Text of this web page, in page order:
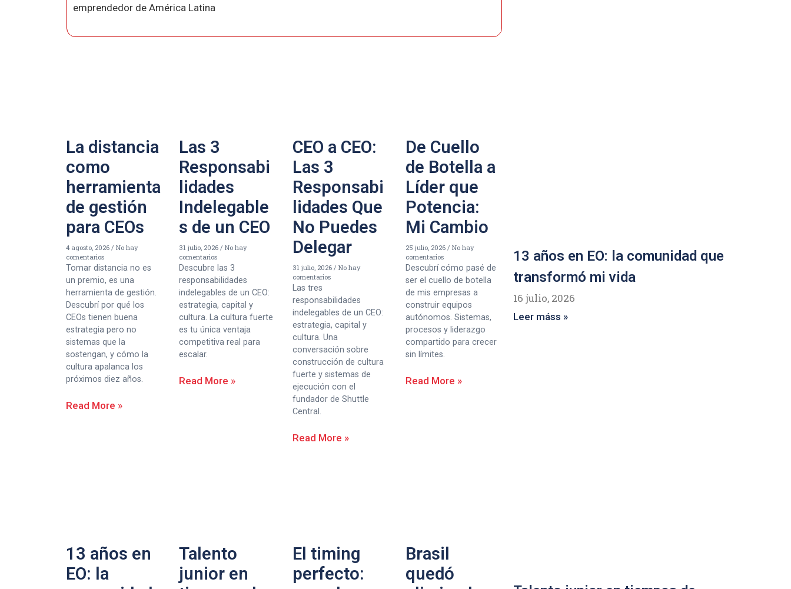
emprendedor de América Latina
La distancia
como
herramienta
de gestión
para CEOs
4 agosto, 2026
No hay
comentarios
Tomar distancia no es
un premio, es una
herramienta de gestión.
Descubrí por qué los
CEOs tienen buena
estrategia pero no
sistemas que la
sostengan, y cómo la
cultura apalanca los
próximos diez años.
Read More »
Las 3
Responsabi
lidades
Indelegable
s de un CEO
31 julio, 2026 No hay
comentarios
Descubre las 3
responsabilidades
indelegables de un CEO:
estrategia, capital y
cultura. La cultura fuerte
es tu única ventaja
competitiva real para
escalar.
Read More »
CEO a CEO:
Las 3
Responsabi
lidades Que
No Puedes
Delegar
31 julio, 2026
No hay
comentarios
Las tres
responsabilidades
indelegables de un CEO:
estrategia, capital y
cultura. Una
conversación sobre
construcción de cultura
fuerte y sistemas de
ejecución con el
fundador de Shuttle
Central.
Read More »
De Cuello
de Botella a
Líder que
Potencia:
Mi Cambio
25 julio, 2026 No hay
comentarios
Descubrí cómo pasé de
ser el cuello de botella
de mis empresas a
construir equipos
autónomos. Sistemas,
procesos y liderazgo
compartido para crecer
sin límites.
Read More »
13 años en
EO: la
Talento
junior en
El timing
perfecto:
Brasil
quedó
13 años en EO: la comunidad que
transformó mi vida
16 julio, 2026
Leer máss »